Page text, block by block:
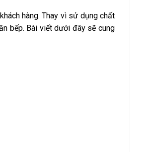
hàng. Thay vì sử dụng chất
bếp. Bài viết dưới đây sẽ cung